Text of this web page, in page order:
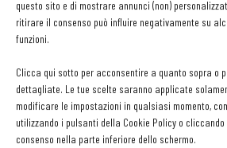
questo sito e di mostrare annunci (non)
ritirare il consenso può influire negativamente su
funzioni.
Clicca qui sotto per acconsentire a quanto sopra o
dettagliate. Le tue scelte saranno applicate
modificare le impostazioni in qualsiasi momento,
utilizzando i pulsanti della Cookie Policy o
consenso nella parte inferiore dello schermo.
GLI ARTICOLI PIÙ LETTI
Sogemi rafforza i servizi per la
tessera gratuita per i professionisti